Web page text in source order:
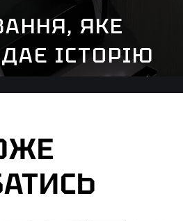
ЯКЕ
ІСТОРІЮ